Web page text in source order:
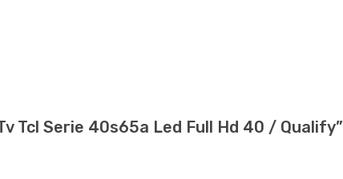
Tcl Serie 40s65a Led Full Hd 40 / Qualify”